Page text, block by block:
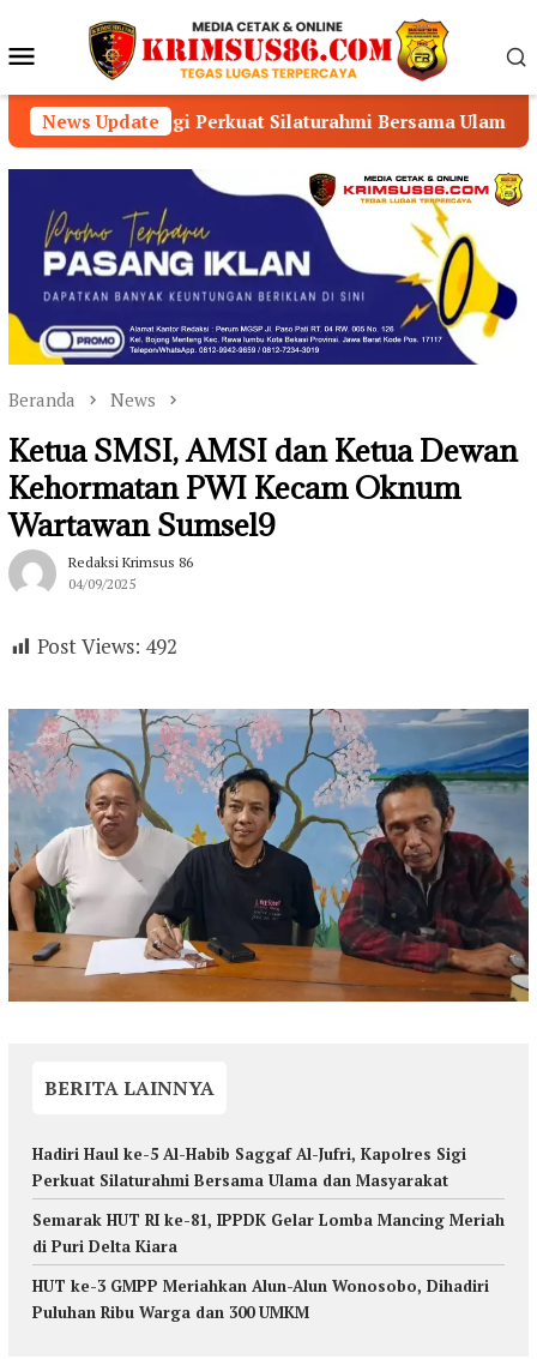
konten Menu
Mobile
News Update
Perkuat Silaturahmi Bersama Ulama dan Masyarakat
Beranda News
Ketua SMSI, AMSI dan Ketua Dewan
Kehormatan PWI Kecam Oknum
Wartawan Sumsel9
Redaksi Krimsus 86
04/09/2025
Post Views: 492
BERITA LAINNYA
Hadiri Haul ke-5 Al-Habib Saggaf Al-Jufri, Kapolres Sigi
Perkuat Silaturahmi Bersama Ulama dan Masyarakat
Semarak HUT RI ke-81, IPPDK Gelar Lomba Mancing Meriah
di Puri Delta Kiara
HUT ke-3 GMPP Meriahkan Alun-Alun Wonosobo, Dihadiri
Puluhan Ribu Warga dan 300 UMKM